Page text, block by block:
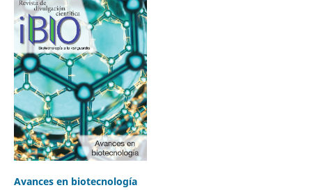
Avances en biotecnología